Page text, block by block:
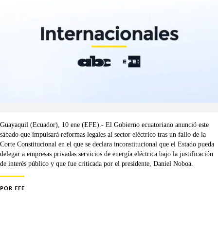
Guayaquil (Ecuador), 10 ene (EFE).- El Gobierno ecuatoriano anunció este
sábado que impulsará reformas legales al sector eléctrico tras un fallo de la
Corte Constitucional en el que se declara inconstitucional que el Estado pueda
delegar a empresas privadas servicios de energía eléctrica bajo la justificación
de interés público y que fue criticada por el presidente, Daniel Noboa.
POR EFE